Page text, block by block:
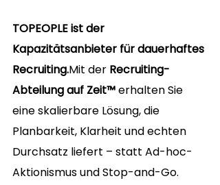
TOPEOPLE ist der
Kapazitätsanbieter für dauerhaftes
Recruiting.Mit der Recruiting-
Abteilung auf Zeit™ erhalten Sie
eine skalierbare Lösung, die
Planbarkeit, Klarheit und echten
Durchsatz liefert – statt Ad-hoc-
Aktionismus und Stop-and-Go.